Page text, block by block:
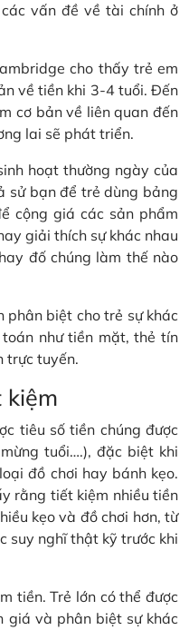
vấn đề về tài chính ở
cho thấy trẻ em
về tiền khi 3-4 tuổi. Đến
cơ bản về liên quan đến
lai sẽ phát triển.
hoạt thường ngày của
sử bạn để trẻ dùng bảng
cộng giá các sản phẩm
giải thích sự khác nhau
đố chúng làm thế nào
phân biệt cho trẻ sự khác
như tiền mặt, thẻ tín
trực tuyến.
kiệm
tiêu số tiền chúng được
tuổi….), đặc biệt khi
đồ chơi hay bánh kẹo.
rằng tiết kiệm nhiều tiền
kẹo và đồ chơi hơn, từ
suy nghĩ thật kỹ trước khi
tiền. Trẻ lớn có thể được
giá và phân biệt sự khác